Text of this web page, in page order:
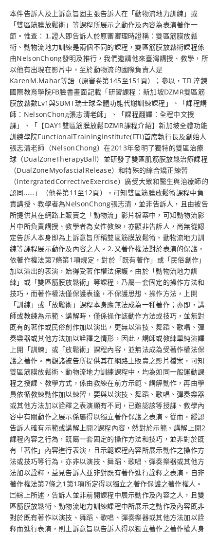
本件告訴人及上訴意旨固主張告訴人在「動物流地力訓練」或
「雙區筋膜放鬆術」等課程所展示之動作及內容為表演著作一
節。惟查：⒈證人即告訴人於原審審理時證稱：雙區筋膜放鬆
術、動物流地力訓練是兩個不同的課程，雙區筋膜放鬆術課程係
由NelsonChong發明及推行，我們邀請他來臺灣講授、教學，所
以他有出現在影片中，至於動物流的國際負責人是
KarenM.Mahar等語（原審卷第145至151頁）；參以，TFL淬鍊
國際教育學院FB臉書畫面記載「研習課程：新加坡DZMR雙區筋
膜放鬆數Lv1與SBMT瑞士球全體功能代謝訓練課程」、「課程講
師：NelsonChong張志清老師」、「課程翻譯：全程中文授
課」、「【DAY1雙區筋膜放鬆DZMR課程介紹】新加坡全體功能
訓練學院FunctionalTrainingInstitute(FTI)首席執行長及創始人
張志清老師（NelsonChong）在2013年發明了獨特的雙區治療
球（DualZoneTherapyBall）並研發了雙區肌筋膜放鬆治療課程
（DualZoneMyofascialRelease）和特殊的綜合矯正練習
（IntergratedCorrectiveExercise）廣受大眾和醫生與治療師的
認同……」（他卷第11至12頁），可知雙區筋膜放鬆術課程中負
責講授、教學者為NelsonChong張志清，並非告訴人，且由被告
所提供其在網路上販賣之「動物流」影片檔案中，可知動物流影
片中所負責講授、教學者為女性教練，亦顯非告訴人，尚無從認
定告訴人本身即為上訴意旨所稱雙區筋膜放鬆術、動物流地力訓
練等課程展示動作及內容之人。⒉又著作權法對於表演的保護，
依著作權法第7條第1項規定，對於「既有著作」或「民俗創作」
加以演出的表演，始得受著作權法保護。由於「動物流地力訓
練」或「雙區筋膜放鬆術」等課程，乃屬一套固定的操作方法和
技巧，而著作權法僅保護表達，不保護思想、操作方法，上開
「訓練」或「放鬆術」課程本身應無法成為一種著作；亦即，講
師或教練為示範、講解時，僅係操作該動作方法或技巧，並無對
既有的著作或民俗創作加以演出，更無以演技、舞蹈、歌唱、彈
奏樂器或其他方法加以詮釋之情形，因此，講師或教練單純演譯
上開「訓練」或「放鬆術」課程內容，並無法成為受著作權法保
護之著作。再觀諸被告所提供其在網路上販賣之影片檔案，可知
雙區筋膜放鬆術、動物流地力訓練課程中，均為如同一般運動課
程之授課、教學方式，係由教練在前方示範、講解動作，再由學
員依循教練動作加以練習，要與以演技、舞蹈、歌唱、彈奏樂器
或其他方法加以詮釋之表演顯有不同，已難認該等授課、教學內
容中有關動作之展示係屬得以獨立著作保護之表演。從而，縱認
告訴人確有示範或講解上開2課程內容，然對於示範、講解上開2
課程內容之行為，既屬一套固定的操作方法和技巧，並非對於既
有「著作」內容進行表演，且示範課程內容所展示動作之操作方
法或技巧等行為，亦非以演技、舞蹈、歌唱、彈奏樂器或其他方
法加以詮釋，益見告訴人並非對既有著作進行詮釋之表演，自非
著作權法第7條之1第1項所定得以獨立之著作保護之著作權人。
㈢綜上所述，告訴人並非前開課程中展示動作及內容之人，且雙
區筋膜放鬆術、動物流地力訓練課程中所展示之動作及內容既非
對於既有著作以演技、舞蹈、歌唱、彈奏樂器或其他方法加以詮
釋而進行表演，則上訴意旨以告訴人得以獨立著作之著作權人身